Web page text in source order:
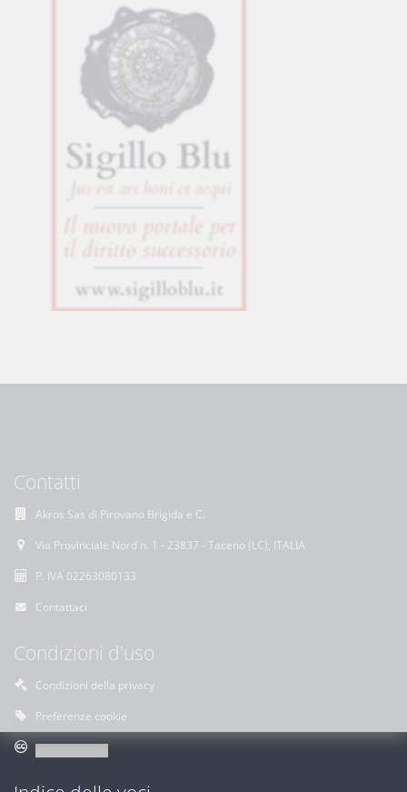
Contatti
Akros Sas di Pirovano Brigida e C.
Via Provinciale Nord n. 1 - 23837 - Taceno (LC), ITALIA
P. IVA 02263080133
Contattaci
Condizioni d'uso
Condizioni della privacy
Preferenze cookie